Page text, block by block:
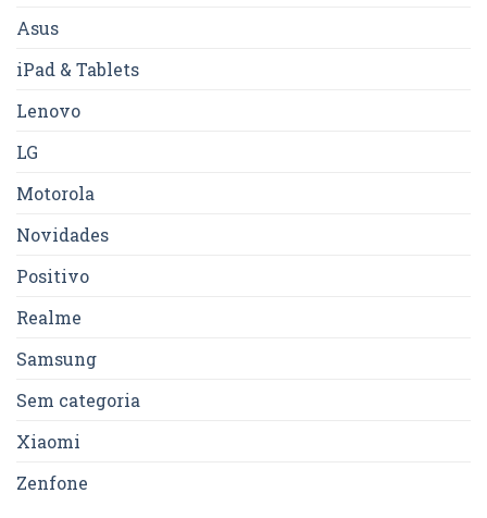
Asus
iPad & Tablets
Lenovo
LG
Motorola
Novidades
Positivo
Realme
Samsung
Sem categoria
Xiaomi
Zenfone